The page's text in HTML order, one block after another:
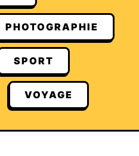
PHOTOGRAPHIE
SPORT
VOYAGE